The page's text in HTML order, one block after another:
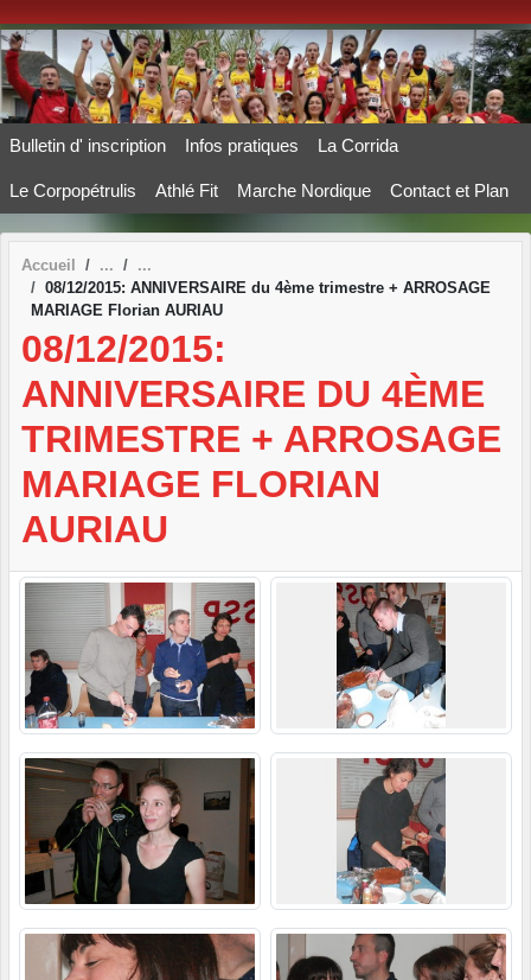
Bulletin d' inscription Infos pratiques La Corrida
Le Corpopétrulis Athlé Fit Marche Nordique Contact et Plan
Accueil
08/12/2015: ANNIVERSAIRE du 4ème trimestre + ARROSAGE
MARIAGE Florian AURIAU
08/12/2015:
ANNIVERSAIRE DU 4ÈME
TRIMESTRE + ARROSAGE
MARIAGE FLORIAN
AURIAU